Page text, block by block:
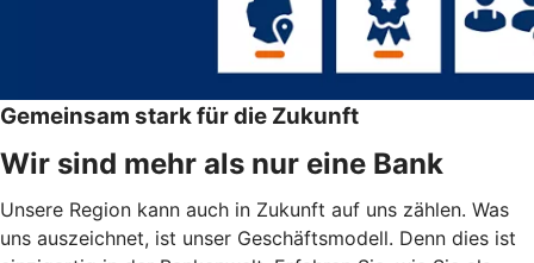
Gemeinsam stark für die Zukunft
Wir sind mehr als nur eine Bank
Unsere Region kann auch in Zukunft auf uns zählen. Was
uns auszeichnet, ist unser Geschäftsmodell. Denn dies ist